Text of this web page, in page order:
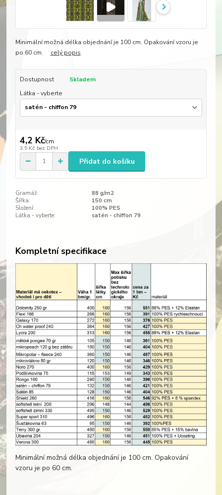
Minimální možná délka objednání je 100 cm. Opakování vzoru je
po 60 cm. celý popis
Dostupnost
Skladem
Látka - vyberte
4,2 Kč/cm
3,5 Kč bez DPH
Přidat do košíku
Gramáž:
88 g/m2
Šířka:
150 cm
Složení:
100% PES
Látka - vyberte:
satén - chiffon 79
Kompletní specifikace
Minimální možná délka objednání je 100 cm. Opakování
vzoru je po 60 cm.